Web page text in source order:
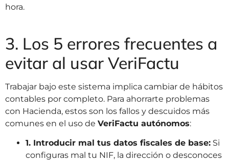
hora.
3. Los 5 errores frecuentes a
evitar al usar VeriFactu
Trabajar bajo este sistema implica cambiar de hábitos
contables por completo. Para ahorrarte problemas
con Hacienda, estos son los fallos y descuidos más
comunes en el uso de VeriFactu autónomos:
1. Introducir mal tus datos fiscales de base: Si
configuras mal tu NIF, la dirección o desconoces